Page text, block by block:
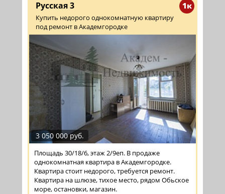
1к
Русская 3
Купить недорого однокомнатную квартиру
под ремонт в Академгородке
3 050 000 руб.
Площадь 30/18/6, этаж 2/9еп. В продаже
однокомнатная квартира в Академгородке.
Квартира стоит недорого, требуется ремонт.
Квартира на шлюзе, тихое место, рядом Обьское
море, остановки, магазин.